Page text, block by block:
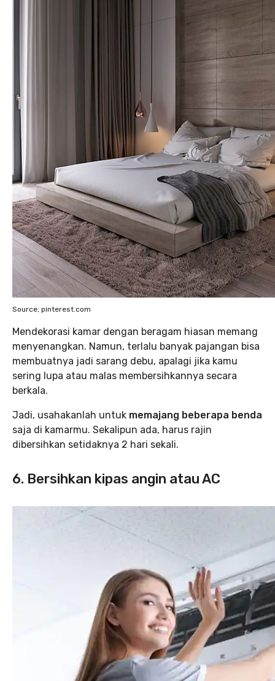
Source; pinterest.com
Mendekorasi kamar dengan beragam hiasan memang
menyenangkan. Namun, terlalu banyak pajangan bisa
membuatnya jadi sarang debu, apalagi jika kamu
sering lupa atau malas membersihkannya secara
berkala.
Jadi, usahakanlah untuk memajang beberapa benda
saja di kamarmu. Sekalipun ada, harus rajin
dibersihkan setidaknya 2 hari sekali.
6. Bersihkan kipas angin atau AC